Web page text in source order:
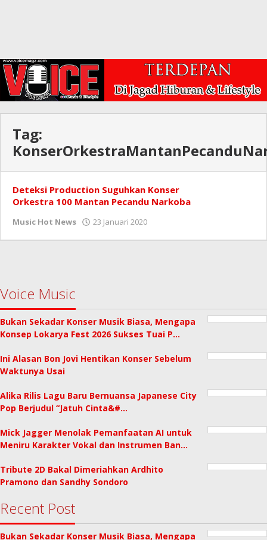
Tag:
Deteksi Production Suguhkan Konser
Orkestra 100 Mantan Pecandu Narkoba
Music Hot News 23 Januari 2020
Voice Music
Bukan Sekadar Konser Musik Biasa, Mengapa
Konsep Lokarya Fest 2026 Sukses Tuai P…
Ini Alasan Bon Jovi Hentikan Konser Sebelum
Waktunya Usai
Alika Rilis Lagu Baru Bernuansa Japanese City
Pop Berjudul “Jatuh Cinta&#…
Mick Jagger Menolak Pemanfaatan AI untuk
Meniru Karakter Vokal dan Instrumen Ban…
Tribute 2D Bakal Dimeriahkan Ardhito
Pramono dan Sandhy Sondoro
Recent Post
Bukan Sekadar Konser Musik Biasa, Mengapa